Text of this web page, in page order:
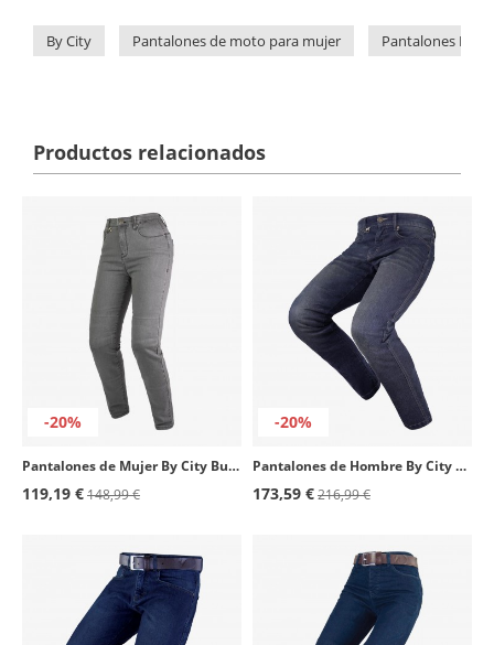
By City Pantalones de moto para mujer Pantalones By
Productos relacionados
-20%
Pantalones de Mujer By City Bull Lady gris
119,19 €148,99 €
-20%
Pantalones de Hombre By City Shield II Stone azul tejano
173,59 €216,99 €